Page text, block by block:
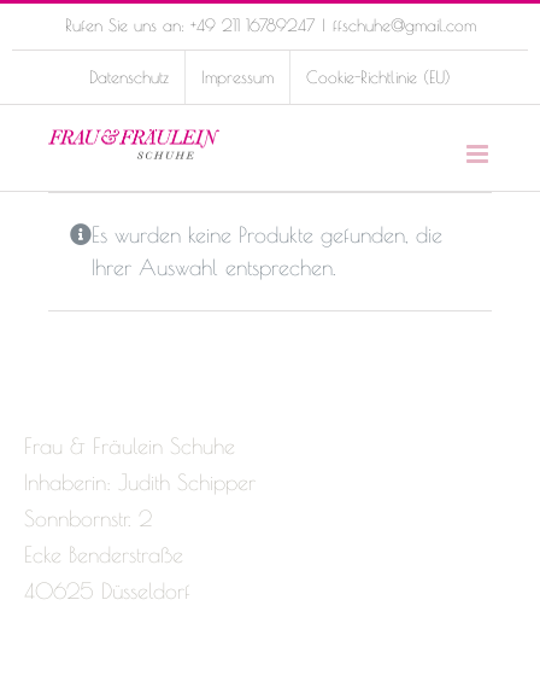
to
Rufen Sie uns an: +49 211 16789247 | ffschuhe@gmail.com
Datenschutz Impressum Cookie-Richtlinie (EU)
Es wurden keine Produkte gefunden, die
Ihrer Auswahl entsprechen.
Frau & Fräulein Schuhe
Inhaberin: Judith Schipper
Sonnbornstr. 2
Ecke Benderstraße
40625 Düsseldorf